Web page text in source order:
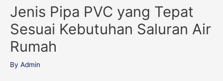
Jenis Pipa PVC yang Tepat
Sesuai Kebutuhan Saluran Air
Rumah
By Admin